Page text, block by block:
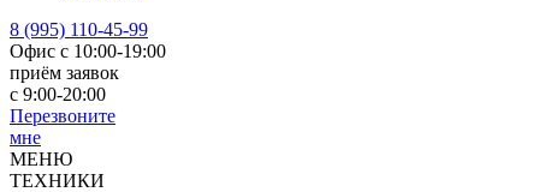
8 (995) 110-45-99
Офис с 10:00-19:00
приём заявок
с 9:00-20:00
Перезвоните
мне
МЕНЮ
ТЕХНИКИ